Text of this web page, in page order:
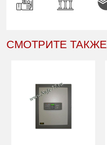
СМОТРИТЕ ТАКЖЕ